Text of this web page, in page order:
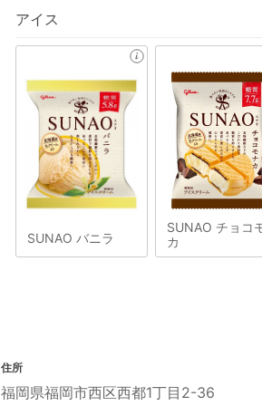
アイス
SUNAO バニラ
SUNAO チョコ
カ
住所
福岡県福岡市西区西都1丁目2-36